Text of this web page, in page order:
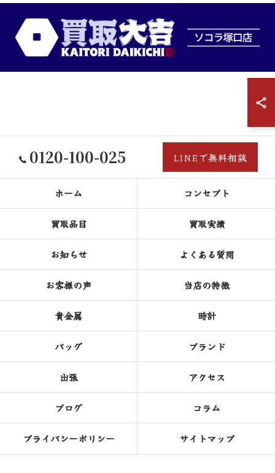
0120-100-025 LINEで無料相談
ホーム コンセプト
買取品目 買取実績
お知らせ よくある質問
お客様の声 当店の特徴
貴金属 時計
バッグ ブランド
出張 アクセス
ブログ コラム
プライバシーポリシー サイトマップ